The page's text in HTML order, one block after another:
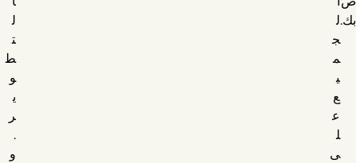
بك.ل
ج
م
ي
ع
ع
ل
ى
ل
ت
ط
و
ي
ر
.
و